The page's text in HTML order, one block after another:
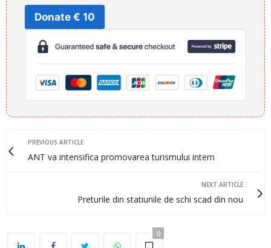
Donate € 10
PREVIOUS ARTICLE
ANT va intensifica promovarea turismului intern
NEXT ARTICLE
Preturile din statiunile de schi scad din nou
0